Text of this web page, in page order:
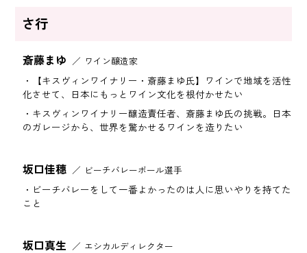
さ行
斎藤まゆ
ワイン醸造家
【キスヴィンワイナリー・斎藤まゆ氏】ワインで地域を活性
化させて、日本にもっとワイン文化を根付かせたい
キスヴィンワイナリー醸造責任者、斎藤まゆ氏の挑戦。日本
のガレージから、世界を驚かせるワインを造りたい
坂口佳穗
ビーチバレーボール選手
ビーチバレーをして一番よかったのは人に思いやりを持てた
こと
坂口真生
エシカルディレクター